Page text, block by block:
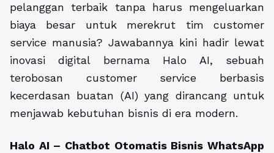
pelanggan terbaik tanpa harus mengeluarkan
biaya besar untuk merekrut tim customer
service manusia? Jawabannya kini hadir lewat
inovasi digital bernama Halo AI, sebuah
terobosan customer service berbasis
kecerdasan buatan (AI) yang dirancang untuk
menjawab kebutuhan bisnis di era modern.
Halo AI – Chatbot Otomatis Bisnis WhatsApp